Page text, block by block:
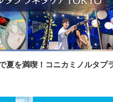
夏を満喫！コニカミノルタプ